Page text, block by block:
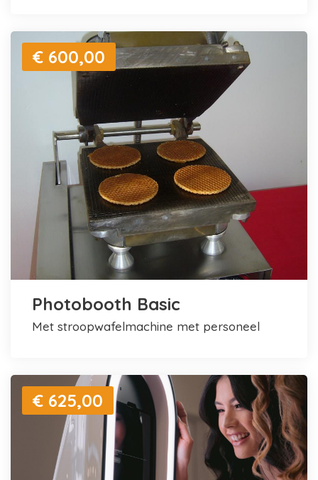
€ 600,00
Photobooth Basic
met stroopwafelmachine met personeel
€ 625,00